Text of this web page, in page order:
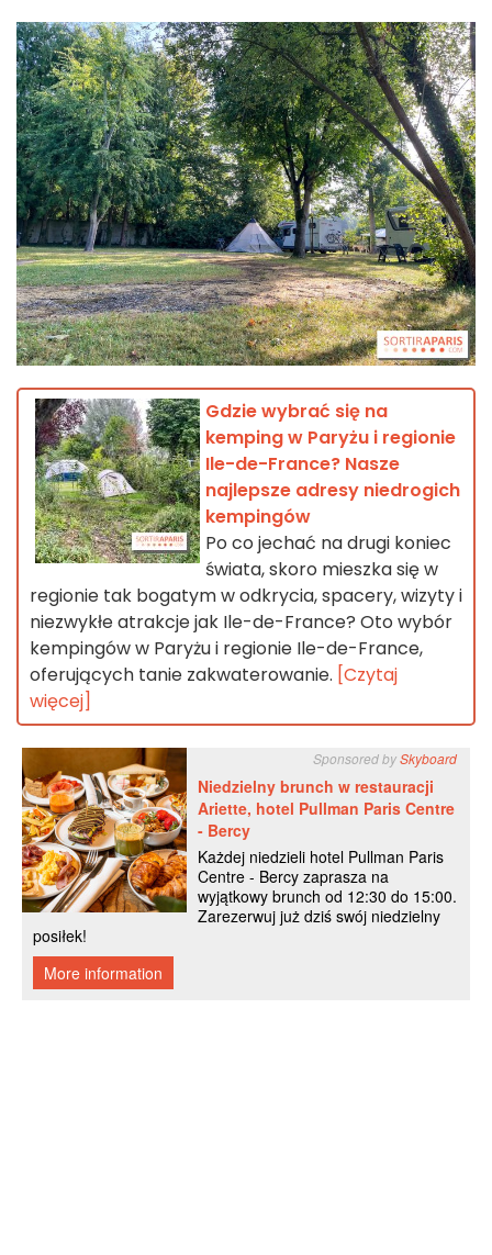
Gdzie wybrać się na
kemping w Paryżu i regionie
Ile-de-France? Nasze
najlepsze adresy niedrogich
kempingów
Po co jechać na drugi koniec
świata, skoro mieszka się w
regionie tak bogatym w odkrycia, spacery, wizyty i
niezwykłe atrakcje jak Ile-de-France? Oto wybór
kempingów w Paryżu i regionie Ile-de-France,
oferujących tanie zakwaterowanie. [Czytaj
więcej]